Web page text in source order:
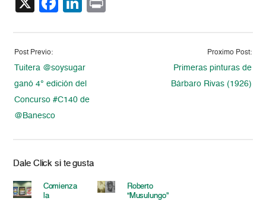
Post Previo:
Tuitera @soysugar
ganó 4° edición del
Concurso #C140 de
@Banesco
Proximo Post:
Primeras pinturas de
Bárbaro Rivas (1926)
Dale Click si te gusta
Comienza
la
Roberto
“Musulungo”